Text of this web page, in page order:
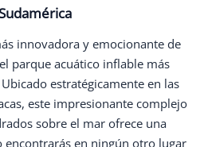
innovadora y emocionante de
parque acuático inflable más
estratégicamente en las
este impresionante complejo
sobre el mar ofrece una
encontrarás en ningún otro lugar